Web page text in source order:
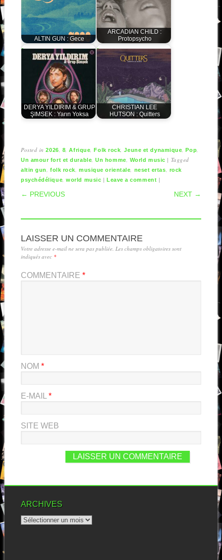
ALTIN GUN : Gece
ARCADIAN CHILD :
Protopsycho
DERYA YILDIRIM & GRUP
ŞIMSEK : Yar​ı​n Yoksa
CHRISTIAN LEE
HUTSON : Quitters
Posted in2026, 8,Afrique,Folk rock,Jeune et dynamique,Pop,
Un amour fort et durable,Un homme, World music | Tagged
altin gun,folk rock,musique orientale, neset ertas, rock
psychédélique,world music | Leave a comment |
POST NAVIGATION
← PREVIOUS NEXT →
LAISSER UN COMMENTAIRE
Votre adresse e-mail ne sera pas publiée. Les champs obligatoires sont
indiqués avec *
COMMENTAIRE *
NOM *
E-MAIL *
SITE WEB
ARCHIVES